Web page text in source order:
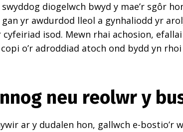
diogelwch bwyd y mae’r sgôr
yr awdurdod lleol a gynhaliodd yr
isod. Mewn rhai achosion,
o’r adroddiad atoch ond bydd yn
neu reolwr y
ar y dudalen hon, gallwch e-bostio’r